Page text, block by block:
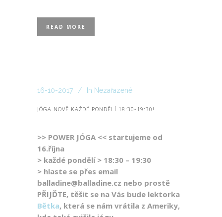
READ MORE
16-10-2017 In Nezařazené
JÓGA NOVĚ KAŽDÉ PONDĚLÍ 18:30-19:30!
>> POWER JÓGA << startujeme od
16.října
> každé pondělí > 18:30 – 19:30
> hlaste se přes email
balladine@balladine.cz nebo prostě
PŘIJĎTE, těšit se na Vás bude lektorka
Bětka, která se nám vrátila z Ameriky,